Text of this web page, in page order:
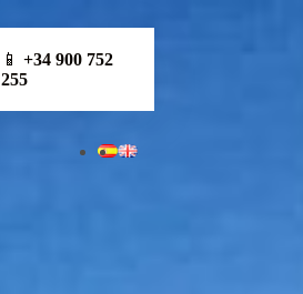
📱 +34 900 752
255